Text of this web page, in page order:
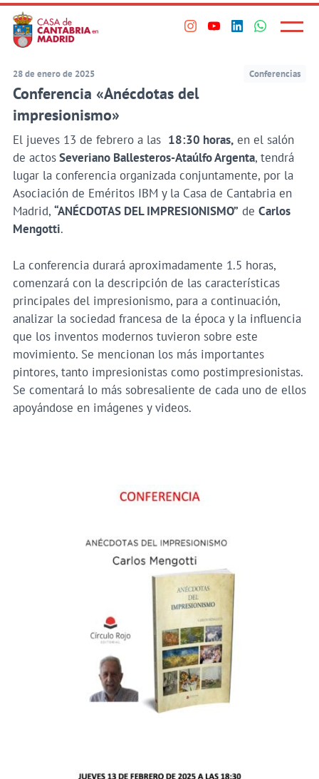
Saltar
al
contenido
principal
Visita
en
VisitaVisita
perfil
Visita
perfil
Principal
Menú
28 de enero de 2025 Conferencias
Conferencia «Anécdotas del
impresionismo»
El jueves 13 de febrero a las 18:30 horas,en el salón
de actosSeveriano Ballesteros-Ataúlfo Argenta, tendrá
lugar la conferencia organizada conjuntamente, por la
Asociación de Eméritos IBM y la Casa de Cantabria en
Madrid, “ANÉCDOTAS DEL IMPRESIONISMO” de Carlos
Mengotti.
La conferencia durará aproximadamente 1.5 horas,
comenzará con la descripción de las características
principales del impresionismo, para a continuación,
analizar la sociedad francesa de la época y la influencia
que los inventos modernos tuvieron sobre este
movimiento. Se mencionan los más importantes
pintores, tanto impresionistas como postimpresionistas.
Se comentará lo más sobresaliente de cada uno de ellos
apoyándose en imágenes y videos.